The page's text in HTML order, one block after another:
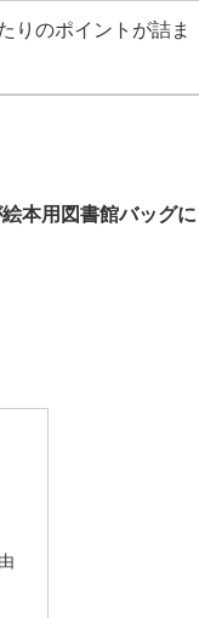
りのポイントが詰ま
本用図書館バッグに